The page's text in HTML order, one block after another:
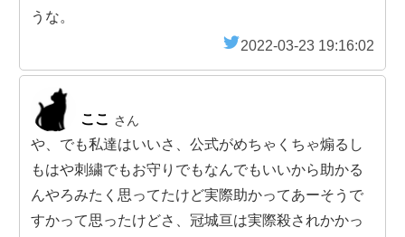
うな。
2022-03-23 19:16:02
ここ さん
や、でも私達はいいさ、公式がめちゃくちゃ煽るし
もはや刺繍でもお守りでもなんでもいいから助かる
んやろみたく思ってたけど実際助かってあーそうで
すかって思ったけどさ、冠城亘は実際殺されかかっ